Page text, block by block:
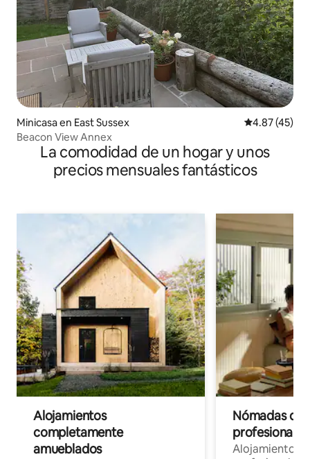
Minicasa en East Sussex Calificación
4.87 (45)
Beacon View Annex
La comodidad de un hogar y unos
precios mensuales fantásticos
Alojamientos
completamente
amueblados
Nómadas
Alojamientos